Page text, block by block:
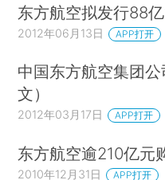
东方航空拟发行88
2012年06月13日 APP打开
中国东方航空集团
文）
2012年03月17日 APP打开
东方航空逾210亿元
2010年12月31日 APP打开